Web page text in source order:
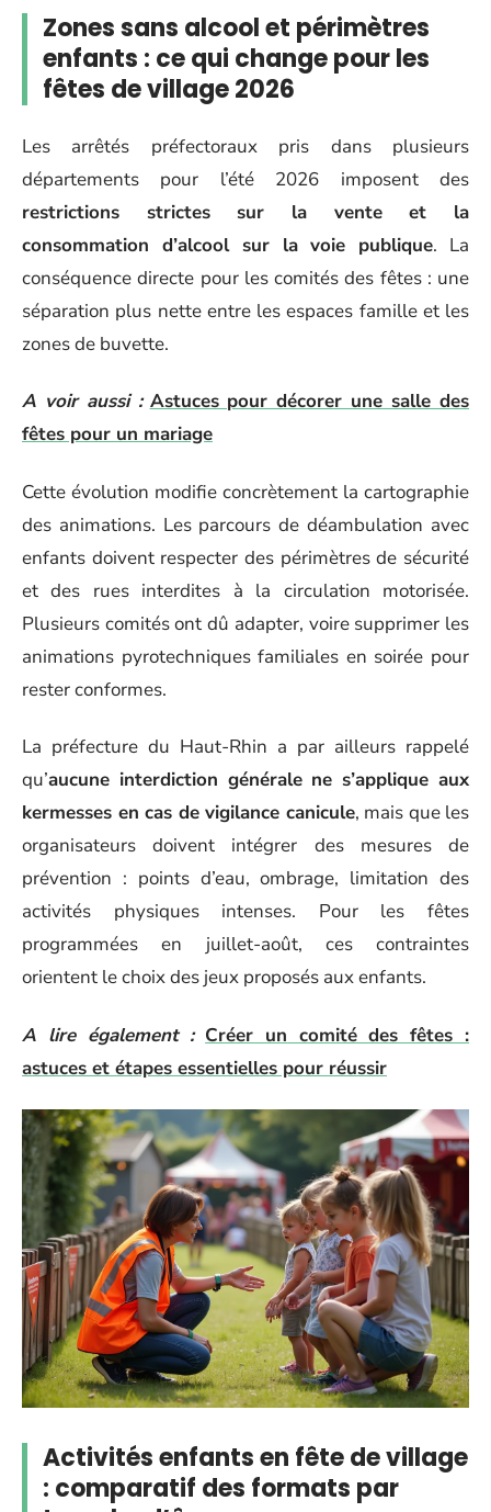
Zones sans alcool et périmètres
enfants : ce qui change pour les
fêtes de village 2026
Les arrêtés préfectoraux pris dans plusieurs
départements pour l’été 2026 imposent des
restrictions strictes sur la vente et la
consommation d’alcool sur la voie publique. La
conséquence directe pour les comités des fêtes : une
séparation plus nette entre les espaces famille et les
zones de buvette.
A voir aussi : Astuces pour décorer une salle des
fêtes pour un mariage
Cette évolution modifie concrètement la cartographie
des animations. Les parcours de déambulation avec
enfants doivent respecter des périmètres de sécurité
et des rues interdites à la circulation motorisée.
Plusieurs comités ont dû adapter, voire supprimer les
animations pyrotechniques familiales en soirée pour
rester conformes.
La préfecture du Haut-Rhin a par ailleurs rappelé
qu’aucune interdiction générale ne s’applique aux
kermesses en cas de vigilance canicule, mais que les
organisateurs doivent intégrer des mesures de
prévention : points d’eau, ombrage, limitation des
activités physiques intenses. Pour les fêtes
programmées en juillet-août, ces contraintes
orientent le choix des jeux proposés aux enfants.
A lire également : Créer un comité des fêtes :
astuces et étapes essentielles pour réussir
Activités enfants en fête de village
: comparatif des formats par